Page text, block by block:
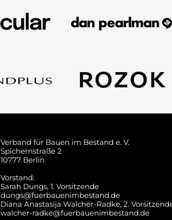
Verband für Bauen im Bestand e. V.
Spichernstraße 2
10777 Berlin
Vorstand:
Sarah Dungs, 1. Vorsitzende‍
dungs@fuerbauenimbestand.de
Diana Anastasija Walcher-Radke, 2.
walcher-radke@fuerbauenimbestand.de